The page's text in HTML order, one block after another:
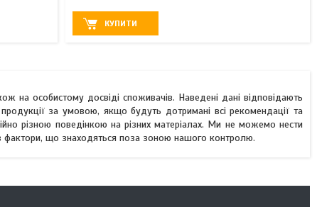
КУПИТИ
на особистому досвіді споживачів. Наведені дані відповідають
за умовою, якщо будуть дотримані всі рекомендації та
різною поведінкою на різних матеріалах. Ми не можемо нести
фактори, що знаходяться поза зоною нашого контролю.